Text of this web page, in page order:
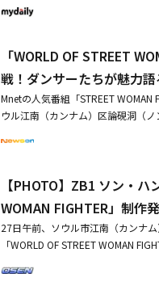
ルー全員と一緒に踊りに来た時、
通し、優勝するまでのチャンピオ
ー・アイデンティティ・ミッション
盛り上げた。AG SQUADはワイル
フォーマンスを披露。MOTIVはリ
Gangを表現した。フィナーレのス
の美しいパーティー、フェスティ
ョンはVata、バダと一緒に審査に
変化がない単調なステージだという
女性の役割を分け、個性あふれるパ
ADは扇子を小道具として活用し
見たことのない雰囲気だとAG
うだ」とOSAKA Ojo Gangを選ん
テージに対する真心が大きいほど
と伝えた。さらに「今後はどのよ
いご指摘と応援の両方をありがた
を通じて「昨夜アップロードされた
応援してくださるたくさんの方々
謝罪した。彼女は「メンバー達と『
緒に見るため集まったラフな場で
なや直接、謝罪の意を伝えました
ョジンチョイのYouTubeチャンネル
AN FIGHTER」1話のリアクション
を見て「あれがダンス？ XX（悪口
R」日本を含む5ヶ国の国別対抗戦
「WORLD OF STREET
戦！ダンサーたちが魅力
Mnetの人気番組「STREET
ウル江南（カンナム）区論硯洞（
ーサー、ZEROBASEONEのソン
ン・チョイ）が参加した。「
ER」の第3シーズンで、韓国を含
国が国別対抗戦を繰り広げる。AG
カ）、OSAKA Ojo Gang（大阪）、
のクルーが出演する。チェ・ジョ
の時に海外にいるダンスクルーと
【PHOTO】ZB1 ソン・
WOMAN FIGHTER」制作
27日午前、ソウル市江南（カンナ
「WORLD OF STREET WOMAN
e、Honey J、Monika、AIKI、リ・